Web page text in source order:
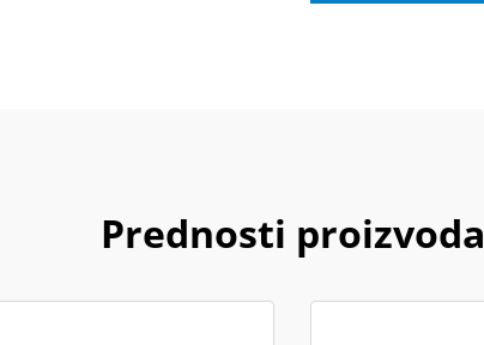
Prednosti proizvoda